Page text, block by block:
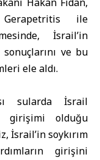
ile
İsrail’in
sonuçlarını ve bu
ele aldı.
sularda İsrail
girişimi olduğu
İsrail’in soykırım
girişini